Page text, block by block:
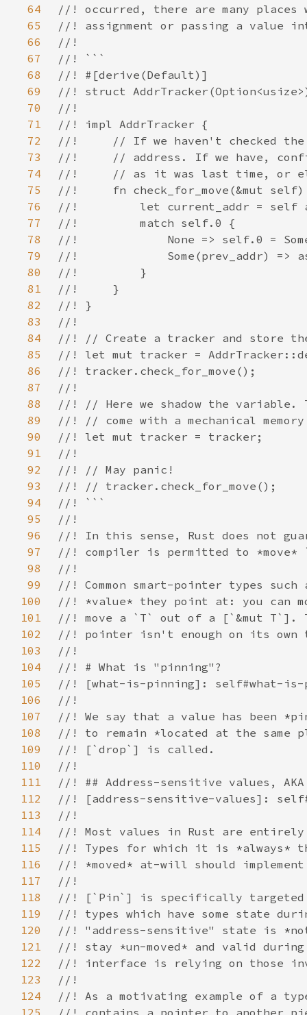
64
65
66
67
68
69
70
71
72
73
74
75
76
77
78
79
80
81
82
83
84
85
86
87
88
89
90
91
92
93
94
95
96
97
98
99
100
101
102
103
104
105
106
107
108
109
110
111
112
113
114
115
116
117
118
119
120
121
122
123
124
125